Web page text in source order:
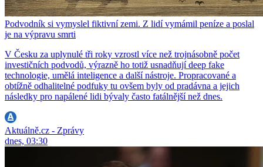
Podvodník si vymyslel fiktivní zemi. Z lidí vymámil peníze a poslal
je na výpravu smrti
V Česku za uplynulé tři roky vzrostl více než trojnásobně počet
investičních podvodů, výrazně ho totiž usnadňují deep fake
technologie, umělá inteligence a další nástroje. Propracované a
obtížně odhalitelné podfuky tu ovšem byly od pradávna a jejich
následky pro napálené lidi bývaly často fatálnější než dnes.
Aktuálně.cz - Zprávy
dnes, 03:30